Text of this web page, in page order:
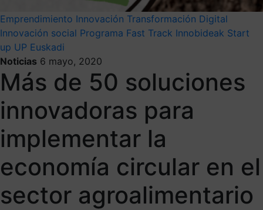
Emprendimiento Innovación Transformación Digital
Innovación social Programa Fast Track Innobideak Start
up UP Euskadi
Noticias 6 mayo, 2020
Más de 50 soluciones
innovadoras para
implementar la
economía circular en el
sector agroalimentario